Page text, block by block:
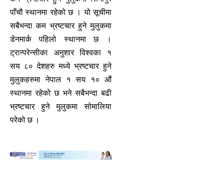
पाँचौ स्थानमा रहेको छ । यो सूचीमा
सबैभन्दा कम भ्रष्टचार हुने मुलुकमा
डेनमार्क पहिलो स्थानमा छ ।
ट्रान्परेन्सीका अनुशार विश्वका १
सय ८० देशहरु मध्ये भ्रष्टचार हुने
मुलुकहरुमा नेपाल १ सय १० औं
स्थानमा रहेको छ भने सबैभन्दा बढी
भ्रष्टचार हुने मुलुकमा सोमालिया
परेको छ ।